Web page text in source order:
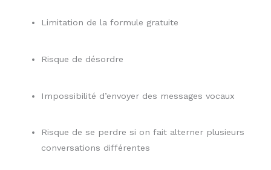
Limitation de la formule gratuite
Risque de désordre
Impossibilité d’envoyer des messages vocaux
Risque de se perdre si on fait alterner plusieurs
conversations différentes